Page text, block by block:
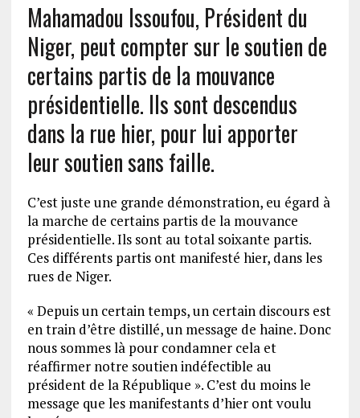
Mahamadou Issoufou, Président du
Niger, peut compter sur le soutien de
certains partis de la mouvance
présidentielle. Ils sont descendus
dans la rue hier, pour lui apporter
leur soutien sans faille.
C’est juste une grande démonstration, eu égard à
la marche de certains partis de la mouvance
présidentielle. Ils sont au total soixante partis.
Ces différents partis ont manifesté hier, dans les
rues de Niger.
« Depuis un certain temps, un certain discours est
en train d’être distillé, un message de haine. Donc
nous sommes là pour condamner cela et
réaffirmer notre soutien indéfectible au
président de la République ». C’est du moins le
message que les manifestants d’hier ont voulu